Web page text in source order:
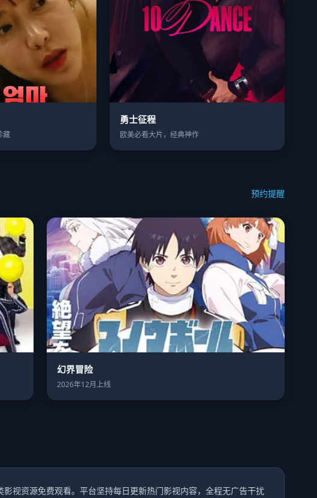
藏
勇士征程
欧美必看大片，经典神作
预约提醒
幻界冒险
2026年12月上线
视资源免费观看。平台坚持每日更新热门影视内容，全程无广告干扰